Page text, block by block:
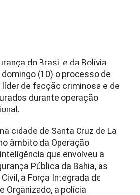
do Brasil e da Bolívia
(10) o processo de
de facção criminosa e de
durante operação
cidade de Santa Cruz de La
âmbito da Operação
que envolveu a
Pública da Bahia, as
a Força Integrada de
Organizado, a polícia